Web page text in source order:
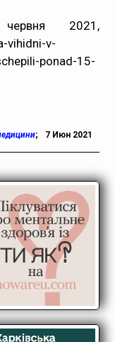
2021,
vihidni-v-
ponad-15-
; 7 Июн 2021